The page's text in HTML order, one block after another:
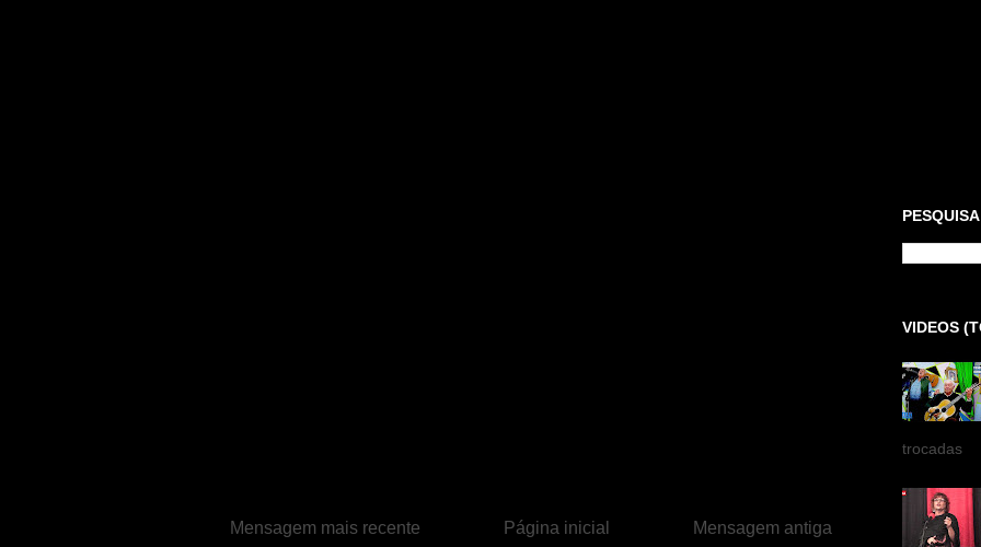
Mensagem mais recente Mensagem antiga
Página inicial
VIDEOS
trocadas